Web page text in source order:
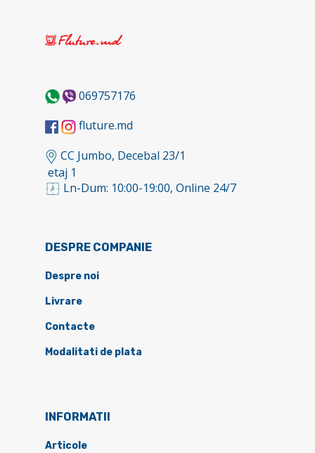
069757176
fluture.md
CC Jumbo, Decebal 23/1
etaj 1
Ln-Dum: 10:00-19:00, Online 24/7
DESPRE COMPANIE
Despre noi
Livrare
Contacte
Modalitati de plata
INFORMATII
Articole